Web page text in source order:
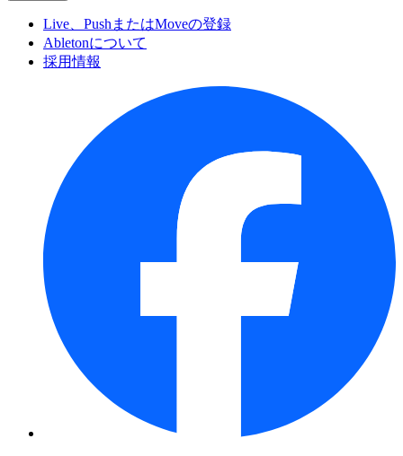
Live、PushまたはMoveの登録
Abletonについて
採用情報